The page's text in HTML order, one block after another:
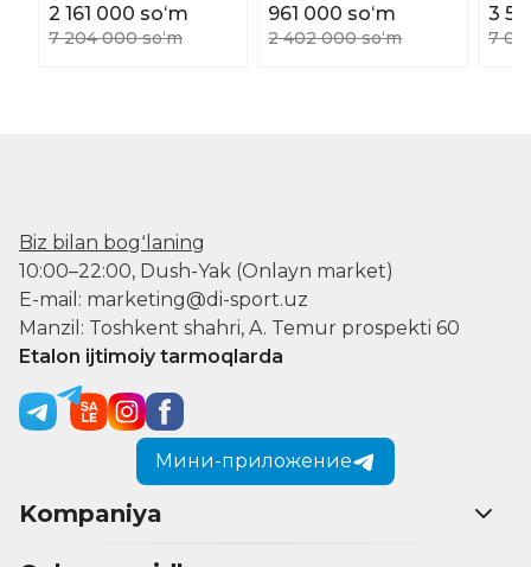
2 161 000 soʻm
7 204 000 soʻm
961 000 soʻm
2 402 000 soʻm
3
7
Biz bilan bogʻlaning
10:00–22:00, Dush-Yak (Onlayn market)
E-mail: marketing@di-sport.uz
Manzil: Toshkent shahri, A. Temur prospekti 60
Etalon ijtimoiy tarmoqlarda
Мини-приложение
Kompaniya